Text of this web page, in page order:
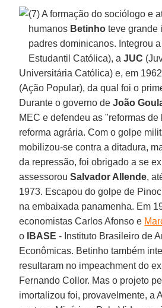
(7) A formação do sociólogo e
humanos Betinho teve grande
padres dominicanos. Integrou
Estudantil Católica), aJUC
Universitária Católica) e, em
(Ação Popular), da qual foi o
Durante o governo deJoão
MEC e defendeu as "reformas de
reforma agrária. Com o golpe
mobilizou-se contra a ditadura,
da repressão, foi obrigado a se
assessorouSalvador Allende,
1973. Escapou do golpe de
na embaixada panamenha. Em
economistas Carlos Afonso e
o
IBASE - Instituto Brasileiro de
Econômicas. Betinho também
resultaram no impeachment do
Fernando Collor. Mas o projeto
imortalizou foi, provavelmente, a